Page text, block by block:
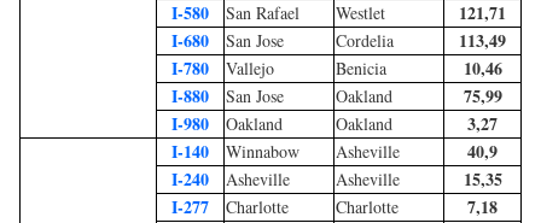
I-580
San Rafael Westlet
121,71
I-680
San Jose Cordelia
113,49
I-780
Vallejo Benicia
10,46
I-880
San Jose Oakland
75,99
I-980
Oakland Oakland
3,27
I-140
Winnabow Asheville
40,9
I-240
Asheville Asheville
15,35
I-277
Charlotte Charlotte
7,18